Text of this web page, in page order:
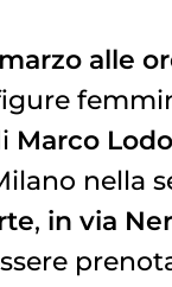
alle
Marco
nella
, in via